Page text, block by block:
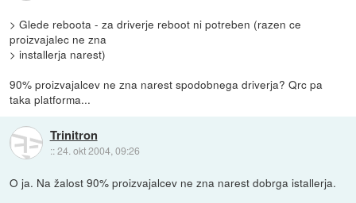
> Glede reboota - za driverje reboot ni potreben (razen ce
proizvajalec ne zna
> installerja narest)
90% proizvajalcev ne zna narest spodobnega driverja? Qrc pa
taka platforma...
Trinitron
::24. okt 2004, 09:26
O ja. Na žalost 90% proizvajalcev ne zna narest dobrga istallerja.